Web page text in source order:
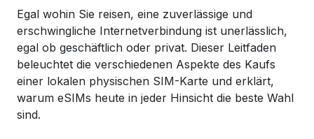
Egal wohin Sie reisen, eine zuverlässige und
erschwingliche Internetverbindung ist unerlässlich,
egal ob geschäftlich oder privat. Dieser Leitfaden
beleuchtet die verschiedenen Aspekte des Kaufs
einer lokalen physischen SIM-Karte und erklärt,
warum eSIMs heute in jeder Hinsicht die beste Wahl
sind.